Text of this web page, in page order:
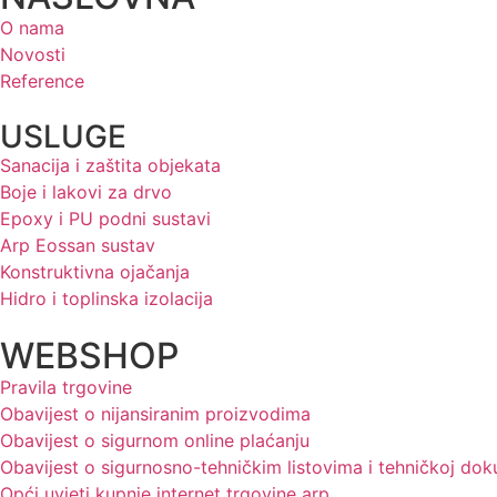
O nama
Novosti
Reference
USLUGE
Sanacija i zaštita objekata
Boje i lakovi za drvo
Epoxy i PU podni sustavi
Arp Eossan sustav
Konstruktivna ojačanja
Hidro i toplinska izolacija
WEBSHOP
Pravila trgovine
Obavijest o nijansiranim proizvodima
Obavijest o sigurnom online plaćanju
Obavijest o sigurnosno-tehničkim listovima i tehničkoj